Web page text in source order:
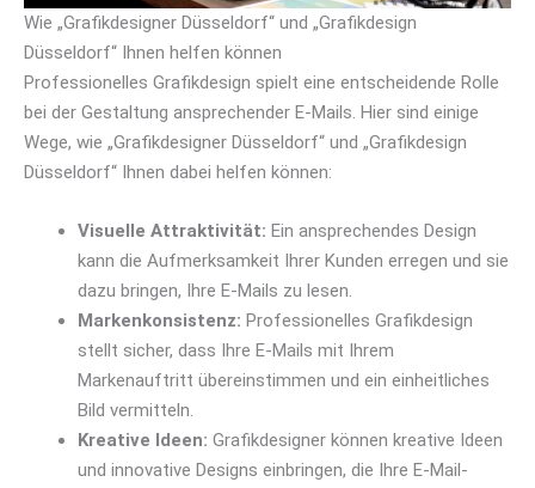
Wie „Grafikdesigner Düsseldorf“ und „Grafikdesign
Düsseldorf“ Ihnen helfen können
Professionelles Grafikdesign spielt eine entscheidende Rolle
bei der Gestaltung ansprechender E-Mails. Hier sind einige
Wege, wie „Grafikdesigner Düsseldorf“ und „Grafikdesign
Düsseldorf“ Ihnen dabei helfen können:
Visuelle Attraktivität: Ein ansprechendes Design
kann die Aufmerksamkeit Ihrer Kunden erregen und sie
dazu bringen, Ihre E-Mails zu lesen.
Markenkonsistenz: Professionelles Grafikdesign
stellt sicher, dass Ihre E-Mails mit Ihrem
Markenauftritt übereinstimmen und ein einheitliches
Bild vermitteln.
Kreative Ideen: Grafikdesigner können kreative Ideen
und innovative Designs einbringen, die Ihre E-Mail-